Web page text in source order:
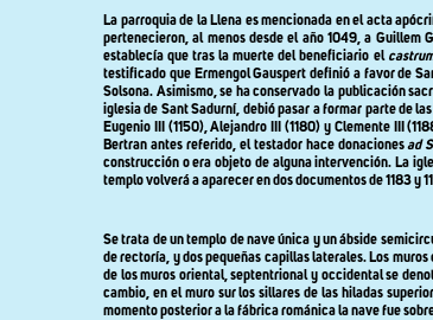
La parroquia de la Llena es mencionada en el acta
pertenecieron, al menos desde el año1049, a Guillem
establecía que tras la muerte del beneficiario el
testificado que Ermengol Gauspert definió a favor de
Solsona. Asimismo, se ha conservado la publicación
iglesia de Sant Sadurní, debió pasar a formar parte de
Eugenio III (1150), Alejandro III (1180) y Clemente III
Bertran antes referido, el testador hace donacionesad
construcción o era objeto de alguna intervención. La
templo volverá a aparecer en dos documentos de 1183 y
Se trata de un templo de nave única y un ábside
de rectoría, y dos pequeñas capillas laterales. Los
de los muros oriental, septentrional y occidental se
cambio, en el muro sur los sillares de las hiladas
momento posterior a la fábrica románica la nave fue